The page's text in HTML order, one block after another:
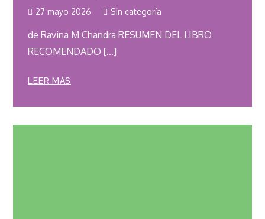
27 mayo 2026 Sin categoría
de Ravina M Chandra RESUMEN DEL LIBRO
RECOMENDADO […]
LEER MÁS